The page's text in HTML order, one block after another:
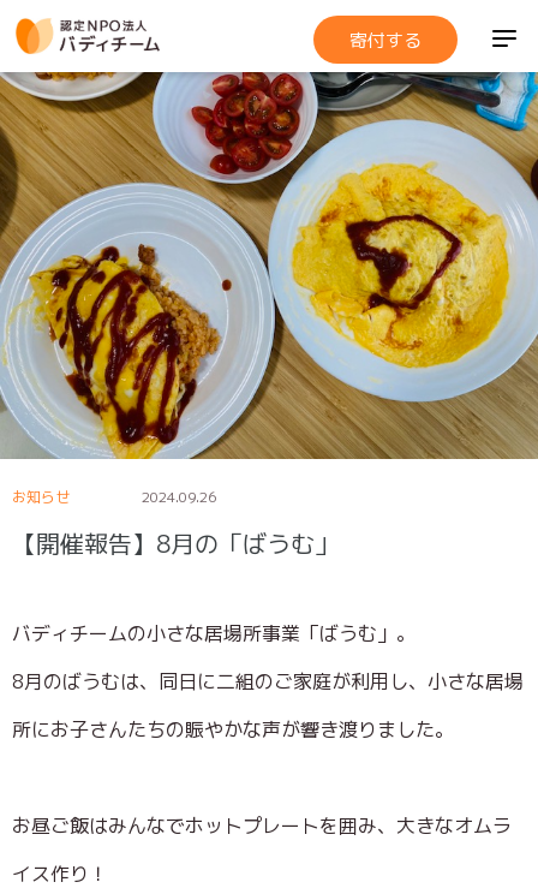
寄付する
お知らせ 2024.09.26
【開催報告】8月の「ばうむ」
バディチームの小さな居場所事業「ばうむ」。
8月のばうむは、同日に二組のご家庭が利用し、小さな居場
所にお子さんたちの賑やかな声が響き渡りました。
お昼ご飯はみんなでホットプレートを囲み、大きなオムラ
イス作り！